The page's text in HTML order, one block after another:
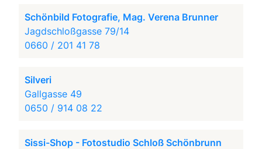
Schönbild Fotografie, Mag. Verena Brunner
Jagdschloßgasse 79/14
0660 / 201 41 78
Silveri
Gallgasse 49
0650 / 914 08 22
Sissi-Shop - Fotostudio Schloß Schönbrunn